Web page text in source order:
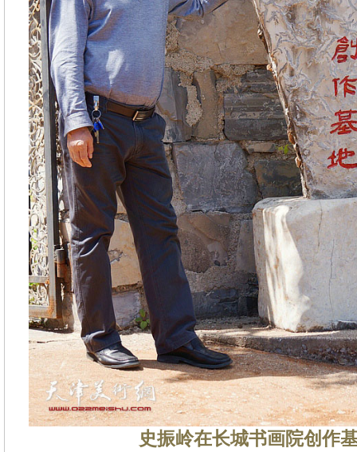
史振岭在长城书画院创作